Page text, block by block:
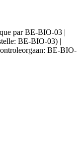
par BE-BIO-03 |
BE-BIO-03) |
BE-BIO-